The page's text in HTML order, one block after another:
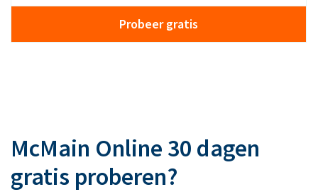
Probeer gratis
McMain Online 30 dagen
gratis proberen?